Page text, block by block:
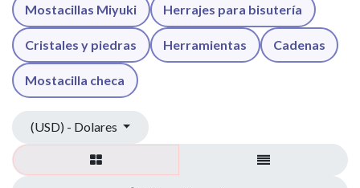
Mostacillas Miyuki Herrajes para bisutería
Cristales y piedras Herramientas Cadenas
Mostacilla checa
(USD) - Dolares